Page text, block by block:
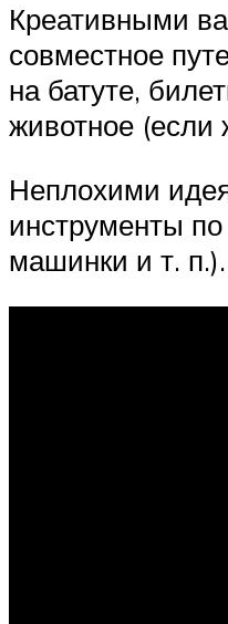
Креативными
совместное
на батуте,
животное (если
Неплохими
инструменты
машинки и т. п.).